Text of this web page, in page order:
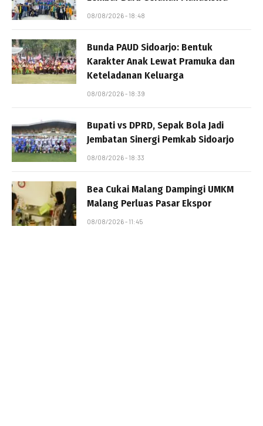
08/08/2026 - 18:48
Bunda PAUD Sidoarjo: Bentuk
Karakter Anak Lewat Pramuka dan
Keteladanan Keluarga
08/08/2026 - 18:39
Bupati vs DPRD, Sepak Bola Jadi
Jembatan Sinergi Pemkab Sidoarjo
08/08/2026 - 18:33
Bea Cukai Malang Dampingi UMKM
Malang Perluas Pasar Ekspor
08/08/2026 - 11:45